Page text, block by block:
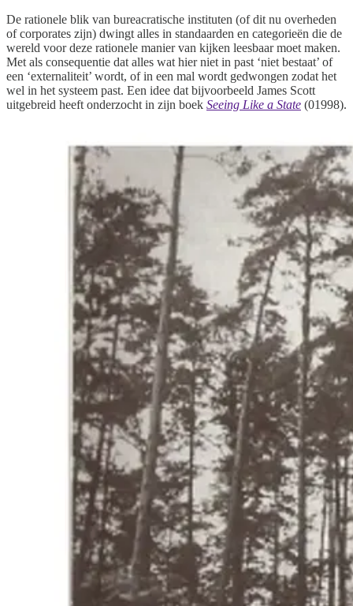
De rationele blik van bureacratische instituten (of dit nu overheden
of corporates zijn) dwingt alles in standaarden en categorieën die de
wereld voor deze rationele manier van kijken leesbaar moet maken.
Met als consequentie dat alles wat hier niet in past ‘niet bestaat’ of
een ‘externaliteit’ wordt, of in een mal wordt gedwongen zodat het
wel in het systeem past. Een idee dat bijvoorbeeld James Scott
uitgebreid heeft onderzocht in zijn boek Seeing Like a State (01998).